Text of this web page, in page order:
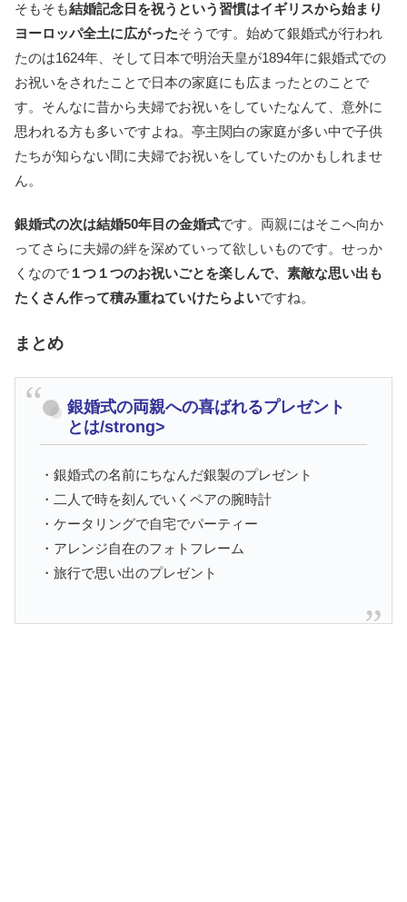
そもそも結婚記念日を祝うという習慣はイギリスから始まり
ヨーロッパ全土に広がったそうです。始めて銀婚式が行われ
たのは1624年、そして日本で明治天皇が1894年に銀婚式での
お祝いをされたことで日本の家庭にも広まったとのことで
す。そんなに昔から夫婦でお祝いをしていたなんて、意外に
思われる方も多いですよね。亭主関白の家庭が多い中で子供
たちが知らない間に夫婦でお祝いをしていたのかもしれませ
ん。
銀婚式の次は結婚50年目の金婚式です。両親にはそこへ向か
ってさらに夫婦の絆を深めていって欲しいものです。せっか
くなので １つ１つのお祝いごとを楽しんで、素敵な思い出も
たくさん作って積み重ねていけたらよいですね。
まとめ
銀婚式の両親への喜ばれるプレゼント
とは/strong>
・銀婚式の名前にちなんだ銀製のプレゼント
・二人で時を刻んでいくペアの腕時計
・ケータリングで自宅でパーティー
・アレンジ自在のフォトフレーム
・旅行で思い出のプレゼント